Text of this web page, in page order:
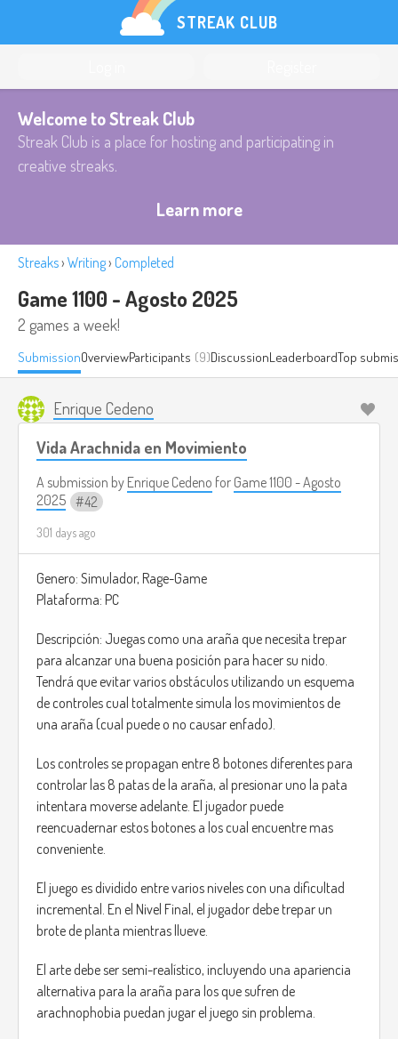
STREAK CLUB
Welcome to Streak Club
Streak Club is a place for hosting and participating in
creative streaks.
Learn more
Streaks› Writing› Completed
Game 1100 - Agosto 2025
2 games a week!
SubmissionOverviewParticipants (9)DiscussionLeaderboardTop
Enrique Cedeno
Vida Arachnida en Movimiento
A submission by Enrique Cedeno for Game 1100 - Agosto
2025
42
301 days ago
Genero: Simulador, Rage-Game
Plataforma: PC
Descripción: Juegas como una araña que necesita trepar
para alcanzar una buena posición para hacer su nido.
Tendrá que evitar varios obstáculos utilizando un esquema
de controles cual totalmente simula los movimientos de
una araña (cual puede o no causar enfado).
Los controles se propagan entre 8 botones diferentes para
controlar las 8 patas de la araña, al presionar uno la pata
intentara moverse adelante. El jugador puede
reencuadernar estos botones a los cual encuentre mas
conveniente.
El juego es dividido entre varios niveles con una dificultad
incremental. En el Nivel Final, el jugador debe trepar un
brote de planta mientras llueve.
El arte debe ser semi-realístico, incluyendo una apariencia
alternativa para la araña para los que sufren de
arachnophobia puedan jugar el juego sin problema.